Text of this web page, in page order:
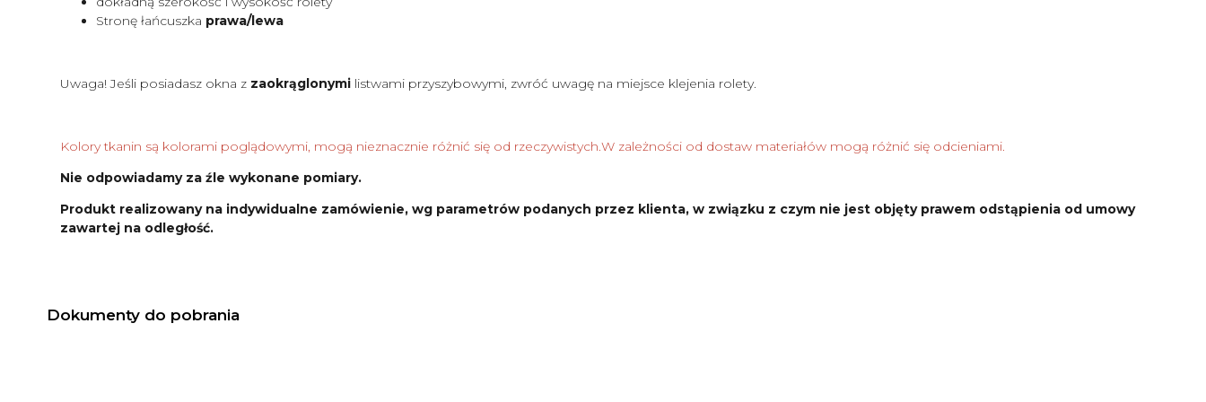
Stronę łańcuszka prawa/lewa
Uwaga! Jeśli posiadasz okna z zaokrąglonymi listwami przyszybowymi, zwróć uwagę na miejsce klejenia rolety.
Kolory tkanin są kolorami poglądowymi, mogą nieznacznie różnić się od rzeczywistych.W zależności od dostaw materiałów mogą różnić się odcieniami.
Nie odpowiadamy za źle wykonane pomiary.
Produkt realizowany na indywidualne zamówienie, wg parametrów podanych przez klienta, w związku z czym nie jest objęty prawem odstąpienia od umowy
zawartej na odległość.
Dokumenty do pobrania